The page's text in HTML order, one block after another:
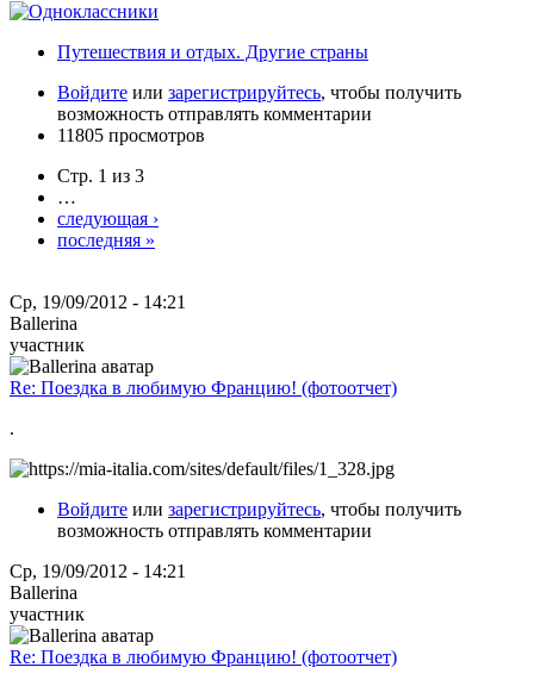
Путешествия и отдых. Другие страны
Войдите или зарегистрируйтесь, чтобы получить
возможность отправлять комментарии
11805 просмотров
Стр. 1 из 3
…
следующая ›
последняя »
Ср, 19/09/2012 - 14:21
Ballerina
участник
Re: Поездка в любимую Францию! (фотоотчет)
.
Войдите или зарегистрируйтесь, чтобы получить
возможность отправлять комментарии
Ср, 19/09/2012 - 14:21
Ballerina
участник
Re: Поездка в любимую Францию! (фотоотчет)